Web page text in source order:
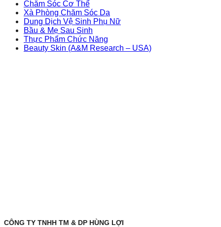
Chăm Sóc Cơ Thể
Xà Phòng Chăm Sóc Da
Dung Dịch Vệ Sinh Phụ Nữ
Bầu & Mẹ Sau Sinh
Thực Phẩm Chức Năng
Beauty Skin (A&M Research – USA)
CÔNG TY TNHH TM & DP HÙNG LỢI